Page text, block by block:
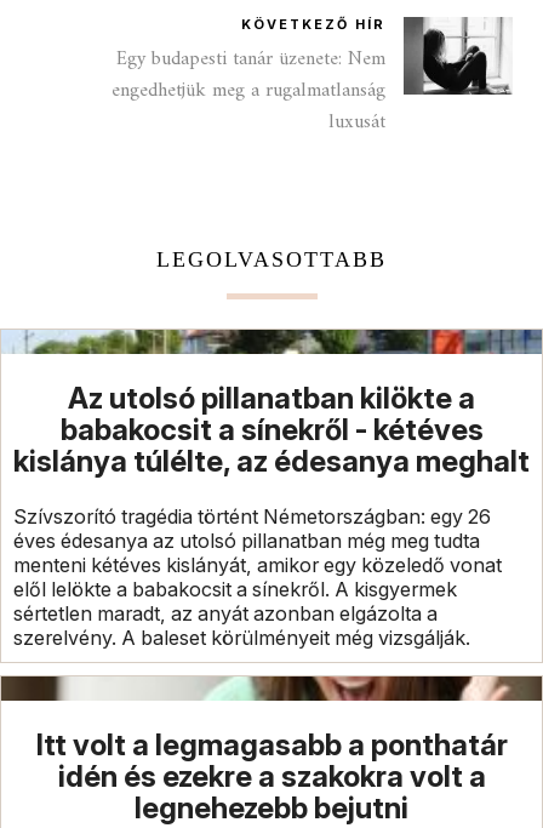
KÖVETKEZŐ HÍR
Egy budapesti tanár üzenete: Nem
engedhetjük meg a rugalmatlanság
luxusát
LEGOLVASOTTABB
Az utolsó pillanatban kilökte a
babakocsit a sínekről - kétéves
kislánya túlélte, az édesanya meghalt
Szívszorító tragédia történt Németországban: egy 26
éves édesanya az utolsó pillanatban még meg tudta
menteni kétéves kislányát, amikor egy közeledő vonat
elől lelökte a babakocsit a sínekről. A kisgyermek
sértetlen maradt, az anyát azonban elgázolta a
szerelvény. A baleset körülményeit még vizsgálják.
Itt volt a legmagasabb a ponthatár
idén és ezekre a szakokra volt a
legnehezebb bejutni